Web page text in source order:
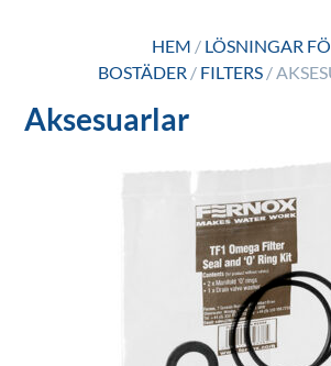
HEM / LÖSNINGAR
BOSTÄDER / FILTERS/
Aksesuarlar